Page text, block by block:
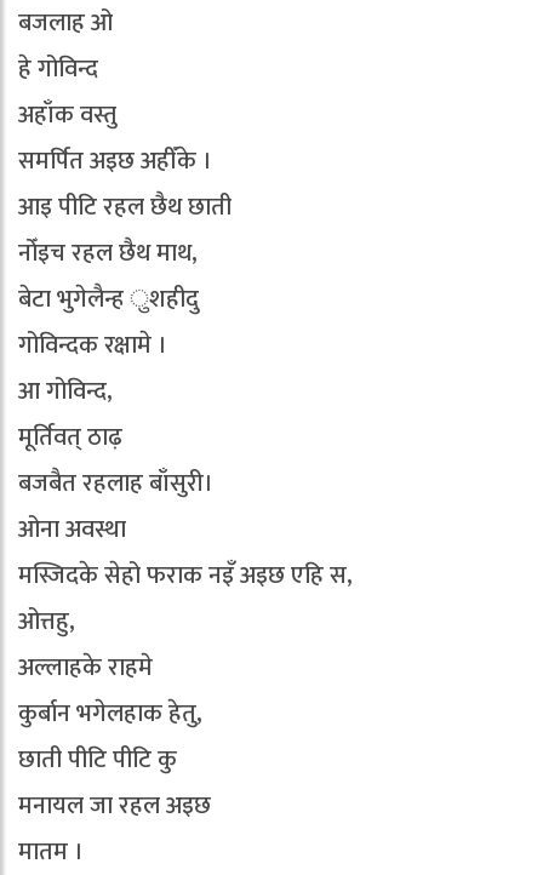
बजलाह ओ
हे गोविन्द
अहाँक वस्तु
समर्पित अइछ अहीँके ।
आइ पीटि रहल छैथ छाती
नोँइच रहल छैथ माथ,
बेटा भुगेलैन्ह ुशहीदु
गोविन्दक रक्षामे ।
आ गोविन्द,
मूर्तिवत् ठाढ़
बजबैत रहलाह बाँसुरी।
ओना अवस्था
मस्जिदके सेहो फराक नइँ अइछ एहि स,
ओत्तहु,
अल्लाहके राहमे
कुर्बान भगेलहाक हेतु,
छाती पीटि पीटि कु
मनायल जा रहल अइछ
मातम ।